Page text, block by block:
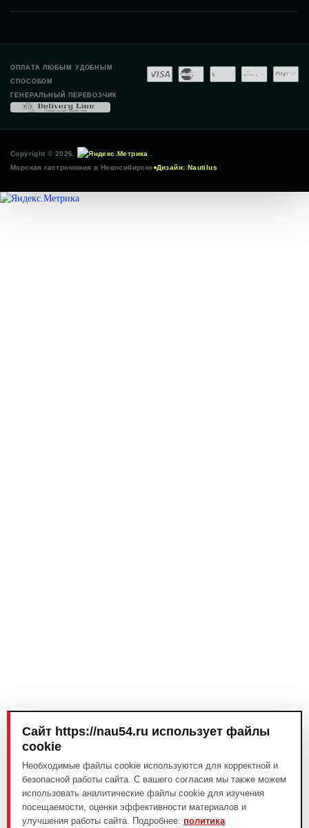
ОПЛАТА ЛЮБЫМ УДОБНЫМ
СПОСОБОМ
ГЕНЕРАЛЬНЫЙ ПЕРЕВОЗЧИК
Copyright © 2026
Морская гастрономия в Новосибирске Дизайн: Nautilus
Сайт https://nau54.ru использует файлы
cookie
Необходимые файлы cookie используются для корректной и
безопасной работы сайта. С вашего согласия мы также можем
использовать аналитические файлы cookie для изучения
посещаемости, оценки эффективности материалов и
улучшения работы сайта. Подробнее: политика